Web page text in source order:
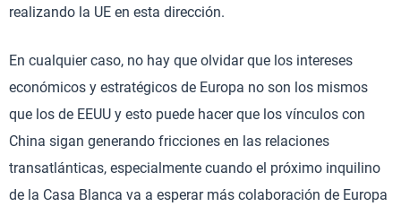
realizando la UE en esta dirección.
En cualquier caso, no hay que olvidar que los intereses
económicos y estratégicos de Europa no son los mismos
que los de EEUU y esto puede hacer que los vínculos con
China sigan generando fricciones en las relaciones
transatlánticas, especialmente cuando el próximo inquilino
de la Casa Blanca va a esperar más colaboración de Europa